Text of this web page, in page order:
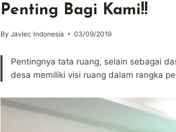
Penting Bagi Kami!!
By Javlec Indonesia 03/09/2019
Pentingnya tata ruang, selain sebagai
desa memiliki visi ruang dalam rangka